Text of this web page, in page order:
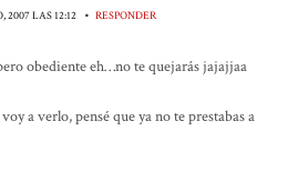
2007 LAS 12:12 • RESPONDER
obediente eh…no te quejarás jajajjaa
a verlo, pensé que ya no te prestabas a